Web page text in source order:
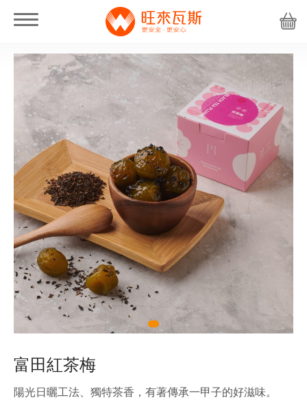
富田紅茶梅
陽光日曬工法、獨特茶香，有著傳承一甲子的好滋味。